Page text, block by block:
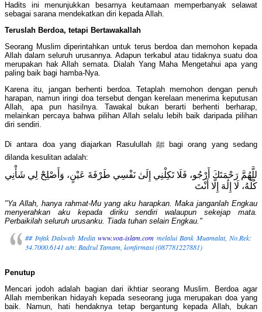
Hadits ini menunjukkan besarnya keutamaan memperbanyak selawat
sebagai sarana mendekatkan diri kepada Allah.
Teruslah Berdoa, tetapi Bertawakallah
Seorang Muslim diperintahkan untuk terus berdoa dan memohon kepada
Allah dalam seluruh urusannya. Adapun terkabul atau tidaknya suatu doa
merupakan hak Allah semata. Dialah Yang Maha Mengetahui apa yang
paling baik bagi hamba-Nya.
Karena itu, jangan berhenti berdoa. Tetaplah memohon dengan penuh
harapan, namun iringi doa tersebut dengan kerelaan menerima keputusan
Allah, apa pun hasilnya. Tawakal bukan berarti berhenti berharap,
melainkan percaya bahwa pilihan Allah selalu lebih baik daripada pilihan
diri sendiri.
Di antara doa yang diajarkan Rasulullah ﷺ bagi orang yang sedang
dilanda kesulitan adalah:
للَّهُمَّ رَحْمَتَكَ أَرْجُو، فَلَا تَكِلْنِي إِلَىٰ نَفْسِي طَرْفَةَ عَيْنٍ، وَأَصْلِحْ لِي شَأْنِي
كُلَّهُ، لَا إِلَٰهَ إِلَّا أَنْتَ
"Ya Allah, hanya rahmat-Mu yang aku harapkan. Maka janganlah Engkau
menyerahkan aku kepada diriku sendiri walaupun sekejap mata.
Perbaikilah seluruh urusanku. Tiada tuhan selain Engkau."
## Infak Dakwah Media www.voa-islam.com melalui Bank Muamalat, No.Rek:
34.7000.6141 a/n: Badrul Tamam, konfirmasi (087781227881)
Penutup
Mencari jodoh adalah bagian dari ikhtiar seorang Muslim. Berdoa agar
Allah memberikan hidayah kepada seseorang juga merupakan doa yang
baik. Namun, hati hendaknya tetap bergantung kepada Allah, bukan